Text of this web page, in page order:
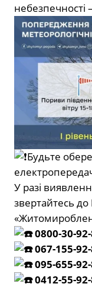
небезпечності
Будьте
У разі
звертайтесь
0800-30-
067-155-
095-655-
0412-55-